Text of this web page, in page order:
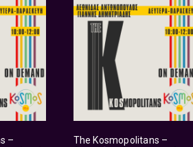
–
The Kosmopolitans –